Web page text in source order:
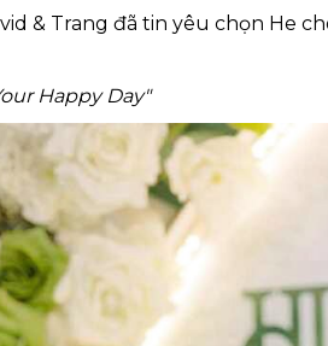
& Trang đã tin yêu chọn He
Happy Day"